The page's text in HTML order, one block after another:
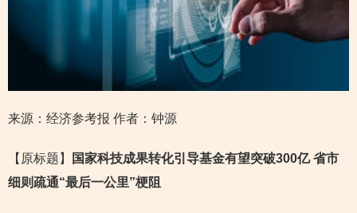
来源：经济参考报 作者：钟源
【原标题】
国家科技成果转化引导基金有望突破300亿 省市
细则疏通“最后一公里”梗阻